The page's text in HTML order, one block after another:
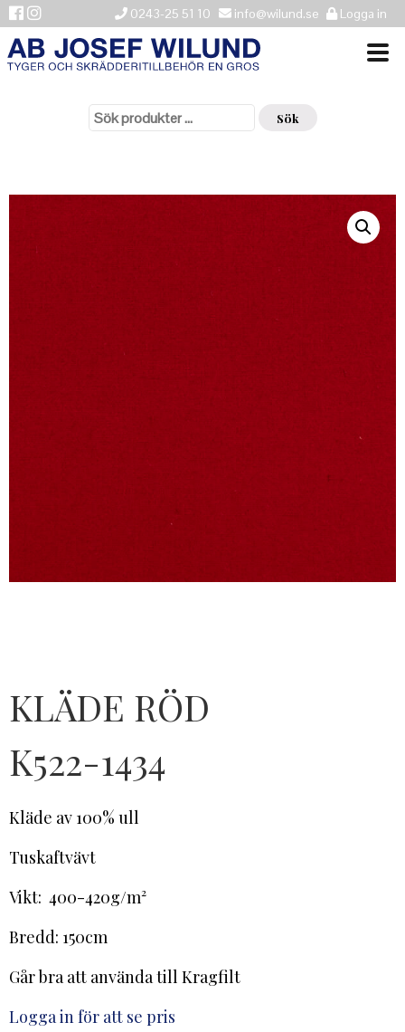
0243-25 51 10 info@wilund.se Logga in
VÄLKOMMENefter:
Sök
KLÄDE RÖD
K522-1434
Kläde av 100% ull
Tuskaftvävt
Vikt: 400-420g/m²
Bredd: 150cm
Går bra att använda till Kragfilt
Logga in för att se pris